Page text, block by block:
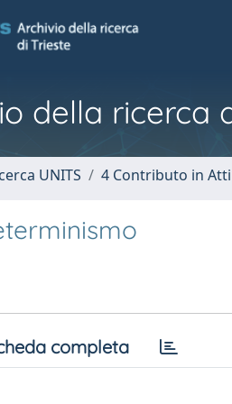
della ricerca
UNITS 4 Contributo in
completa